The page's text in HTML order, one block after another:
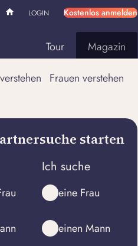
LOGIN Kostenlos anmelden
Tour Magazin
Frauen verstehen
starten
Ich suche
eine Frau
einen Mann